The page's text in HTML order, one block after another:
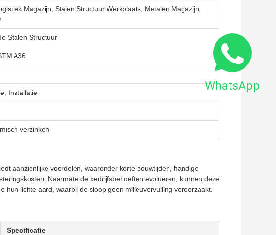
Magazijn, Stalen Structuur Werkplaats, Metalen Magazijn,
Stalen Structuur
A36
Installatie
verzinken
aanzienlijke voordelen, waaronder korte bouwtijden, handige
Naarmate de bedrijfsbehoeften evolueren, kunnen deze
hun lichte aard, waarbij de sloop geen milieuvervuiling veroorzaakt.
Specificatie
WhatsApp